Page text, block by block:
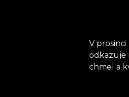
V
odkazuje
chmel a